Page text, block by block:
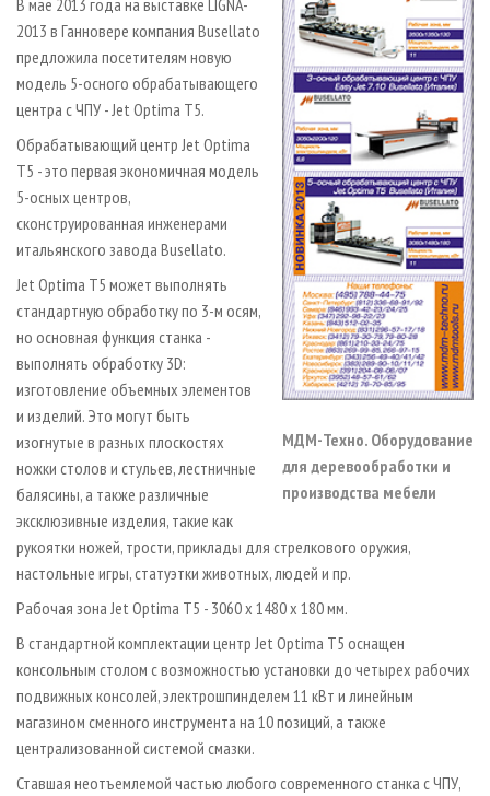
МДМ-Техно. Оборудование
для деревообработки и
производства мебели
В мае 2013 года на выставке LIGNA-
2013 в Ганновере компания Busellato
предложила посетителям новую
модель 5-осного обрабатывающего
центра с ЧПУ - Jet Optima T5.
Обрабатывающий центр Jet Optima
T5 - это первая экономичная модель
5-осных центров,
сконструированная инженерами
итальянского завода Busellato.
Jet Optima T5 может выполнять
стандартную обработку по 3-м осям,
но основная функция станка -
выполнять обработку 3D:
изготовление объемных элементов
и изделий. Это могут быть
изогнутые в разных плоскостях
ножки столов и стульев, лестничные
балясины, а также различные
эксклюзивные изделия, такие как
рукоятки ножей, трости, приклады для стрелкового оружия,
настольные игры, статуэтки животных, людей и пр.
Рабочая зона Jet Optima T5 - 3060 x 1480 x 180 мм.
В стандартной комплектации центр Jet Optima T5 оснащен
консольным столом с возможностью установки до четырех рабочих
подвижных консолей, электрошпинделем 11 кВт и линейным
магазином сменного инструмента на 10 позиций, а также
централизованной системой смазки.
Ставшая неотъемлемой частью любого современного станка с ЧПУ,